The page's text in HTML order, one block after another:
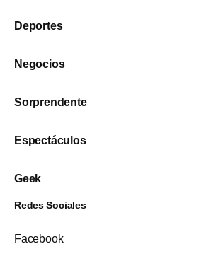
Deportes
Negocios
Sorprendente
Espectáculos
Geek
Redes Sociales
Facebook